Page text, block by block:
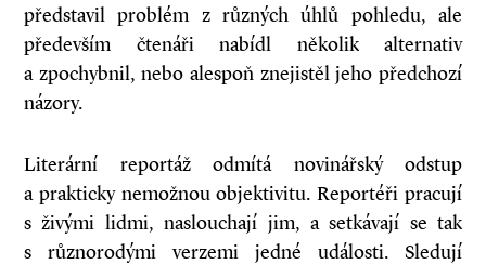
představil problém z různých úhlů pohledu, ale
především čtenáři nabídl několik alternativ
a zpochybnil, nebo alespoň znejistěl jeho předchozí
názory.
Literární reportáž odmítá novinářský odstup
a prakticky nemožnou objektivitu. Reportéři pracují
s živými lidmi, naslouchají jim, a setkávají se tak
s různorodými verzemi jedné události. Sledují